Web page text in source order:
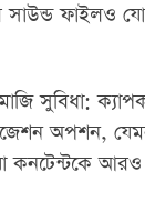
সাউন্ড ফাইলও
সুবিধা:
অপশন,
কনটেন্টকে আরও